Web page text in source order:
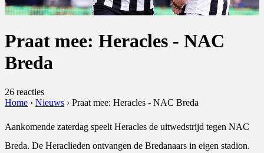
Praat mee: Heracles - NAC
Breda
26 reacties
Home › Nieuws › Praat mee: Heracles - NAC Breda
Aankomende zaterdag speelt Heracles de uitwedstrijd tegen NAC
Breda. De Heraclieden ontvangen de Bredanaars in eigen stadion.